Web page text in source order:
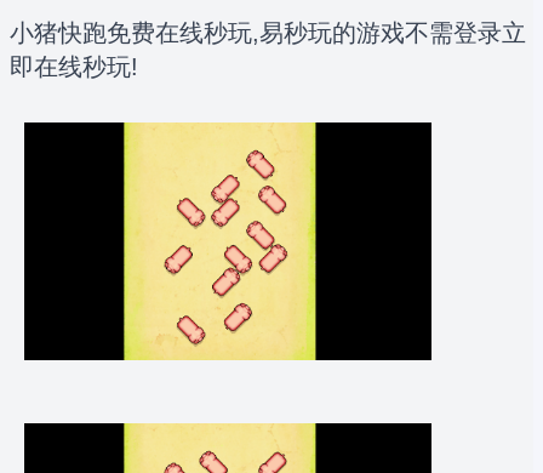
小猪快跑免费在线秒玩,易秒玩的游戏不需登录立
即在线秒玩!